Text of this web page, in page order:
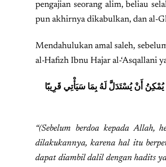
pengajian seorang alim, beliau
pun akhirnya dikabulkan, dan al-
Mendahulukan amal saleh,
al-Hafizh Ibnu Hajar al-‘Asqallani
أَنْ يُسْتَدَلَّ لَهُ بِمَا سَيَأْتِي قَرِيبًا
“(Sebelum berdoa kepada
dilakukannya, karena hal itu
dapat diambil dalil dengan hadits